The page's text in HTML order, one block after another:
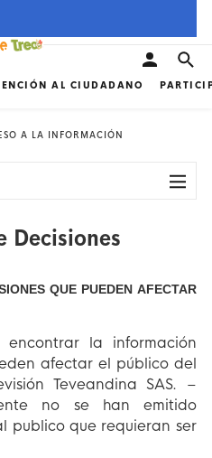
AL CIUDADANO
A LA INFORMACIÓN
Decisiones
QUE PUEDEN AFECTAR
la información
afectar el público del
Teveandina SAS. –
no se han emitido
publico que requieran ser